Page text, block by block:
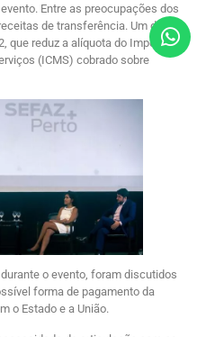
Entre as preocupações dos
de transferência. Um dos
que reduz a alíquota do Imposto
(ICMS) cobrado sobre
o evento, foram discutidos
forma de pagamento da
o Estado e a União.